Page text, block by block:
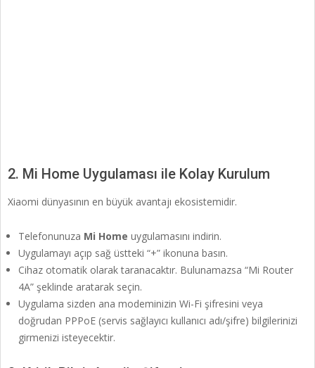
2. Mi Home Uygulaması ile Kolay Kurulum
Xiaomi dünyasının en büyük avantajı ekosistemidir.
Telefonunuza Mi Home uygulamasını indirin.
Uygulamayı açıp sağ üstteki “+” ikonuna basın.
Cihaz otomatik olarak taranacaktır. Bulunamazsa “Mi Router
4A” şeklinde aratarak seçin.
Uygulama sizden ana modeminizin Wi-Fi şifresini veya
doğrudan PPPoE (servis sağlayıcı kullanıcı adı/şifre) bilgilerinizi
girmenizi isteyecektir.